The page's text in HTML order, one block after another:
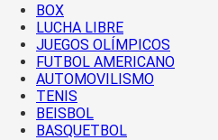
BOX
LUCHA LIBRE
JUEGOS OLÍMPICOS
FUTBOL AMERICANO
AUTOMOVILISMO
TENIS
BEISBOL
BASQUETBOL